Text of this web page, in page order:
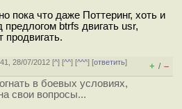
пока что даже Поттеринг, хоть и
предлогом btrfs двигать usr,
28/07/2012 [^] [^^] [^^^] [ответить]
+ / –
в боевых условиях,
свои вопросы...